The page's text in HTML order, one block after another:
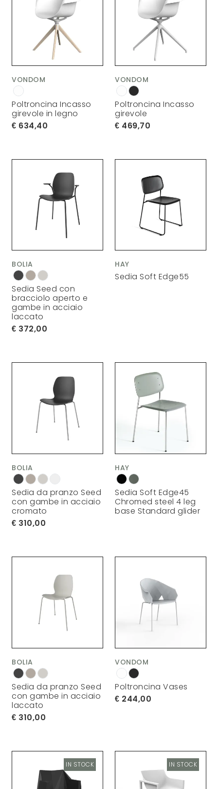
VONDOM
Poltroncina Incasso
girevole in legno
634,40
VONDOM
Poltroncina Incasso
girevole
469,70
BOLIA
Sedia Seed con
bracciolo aperto e
gambe in acciaio
laccato
372,00
HAY
Sedia Soft Edge55
BOLIA
Sedia da pranzo Seed
con gambe in acciaio
cromato
310,00
HAY
Sedia Soft Edge45
Chromed steel 4 leg
base Standard glider
BOLIA
Sedia da pranzo Seed
con gambe in acciaio
laccato
310,00
VONDOM
Poltroncina Vases
244,00
IN STOCK IN STOCK